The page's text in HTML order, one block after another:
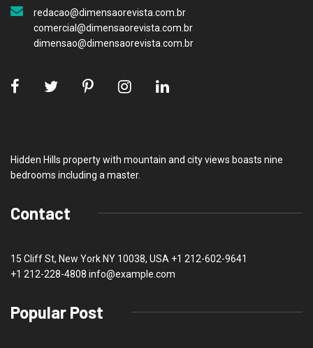
redacao@dimensaorevista.com.br
comercial@dimensaorevista.com.br
dimensao@dimensaorevista.com.br
Hidden Hills property with mountain and city views boasts nine
bedrooms including a master.
Contact
15 Cliff St, New York NY 10038, USA +1 212-602-9641
+1 212-228-4808 info@example.com
Popular Post